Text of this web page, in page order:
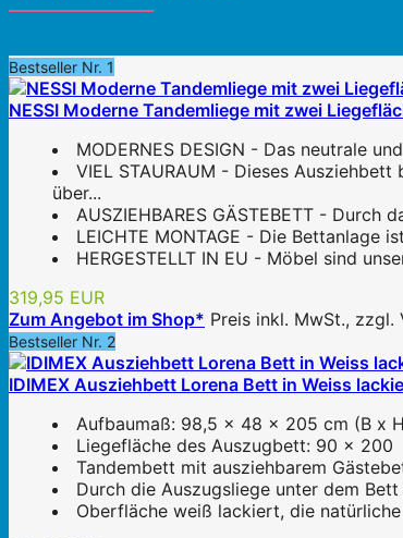
Bestseller Nr. 1
NESSI Moderne Tandemliege mit zwei
MODERNES DESIGN - Das neutrale
VIEL STAURAUM - Dieses
über...
AUSZIEHBARES GÄSTEBETT -
LEICHTE MONTAGE - Die
HERGESTELLT IN EU - Möbel sind
319,95 EUR
Zum Angebot im Shop* Preis inkl. MwSt., zzgl.
Bestseller Nr. 2
IDIMEX Ausziehbett Lorena Bett in Weiss
Aufbaumaß: 98,5 x 48 x 205 cm (B x
Liegefläche des Auszugbett: 90 x 200
Tandembett mit ausziehbarem
Durch die Auszugsliege unter dem
Oberfläche weiß lackiert, die